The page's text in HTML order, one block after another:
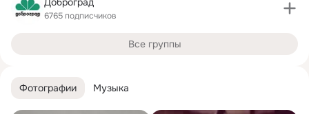
Фотографии Музыка
6765 подписчиков
Все группы